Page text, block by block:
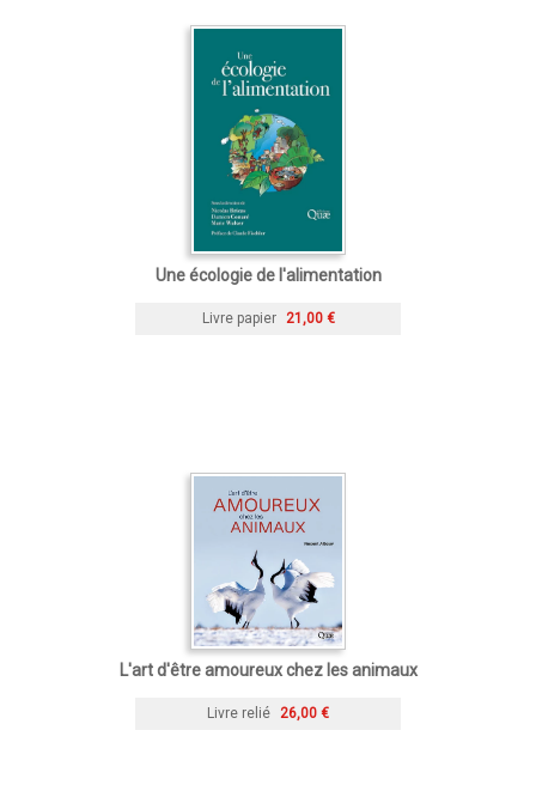
Une écologie de l'alimentation
Livre papier 21,00 €
L'art d'être amoureux chez les animaux
Livre relié 26,00 €